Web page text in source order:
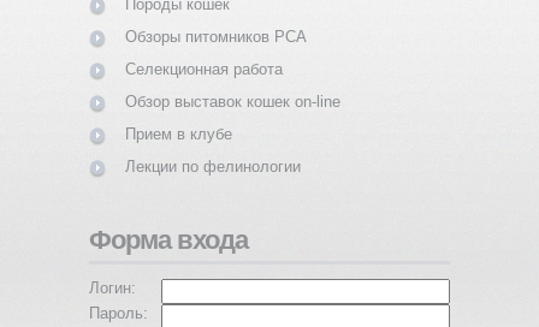
Породы кошек
Обзоры питомников PCA
Селекционная работа
Обзор выставок кошек on-line
Прием в клубе
Лекции по фелинологии
Форма входа
Логин:
Пароль: